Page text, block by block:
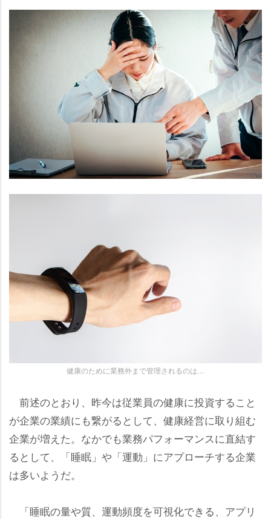
健康のために業務外まで管理されるのは…
前述のとおり、昨今は従業員の健康に投資すること
が企業の業績にも繋がるとして、健康経営に取り組む
企業が増えた。なかでも業務パフォーマンスに直結す
るとして、「睡眠」や「運動」にアプローチする企業
は多いようだ。
「睡眠の量や質、運動頻度を可視化できる、アプリ